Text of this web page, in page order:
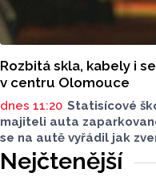
Rozbitá skla, kabely i
v centru Olomouce
dnes 11:20 Statisícové
majiteli auta
se na autě vyřádil jak
vyšetřovali olomoučtí
informovala tisková
Nejčtenější